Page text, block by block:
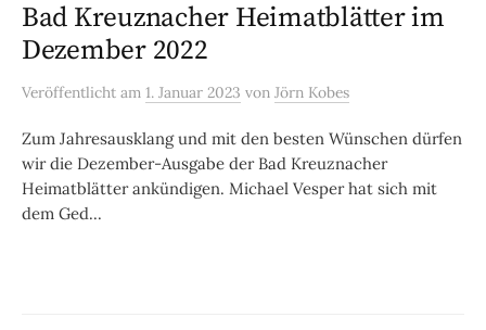
Bad Kreuznacher Heimatblätter im
Dezember 2022
Veröffentlicht am 1. Januar 2023 von Jörn Kobes
Zum Jahresausklang und mit den besten Wünschen dürfen
wir die Dezember-Ausgabe der Bad Kreuznacher
Heimatblätter ankündigen. Michael Vesper hat sich mit
dem Ged...